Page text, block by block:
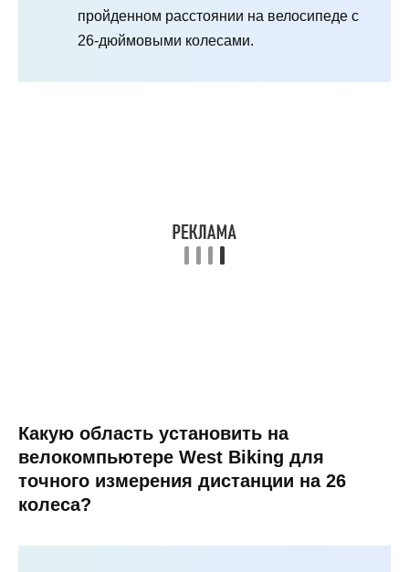
пройденном расстоянии на велосипеде с
26-дюймовыми колесами.
Какую область установить на
велокомпьютере West Biking для
точного измерения дистанции на 26
колеса?